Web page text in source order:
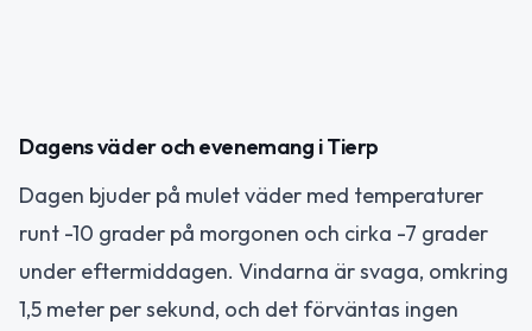
Dagens väder och evenemang i Tierp
Dagen bjuder på mulet väder med temperaturer
runt -10 grader på morgonen och cirka -7 grader
under eftermiddagen. Vindarna är svaga, omkring
1,5 meter per sekund, och det förväntas ingen